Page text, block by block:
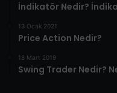
İndikatör Nedir?
13 Ocak 2021
Price Action Nedir?
18 Mart 2019
Swing Trader Nedir?